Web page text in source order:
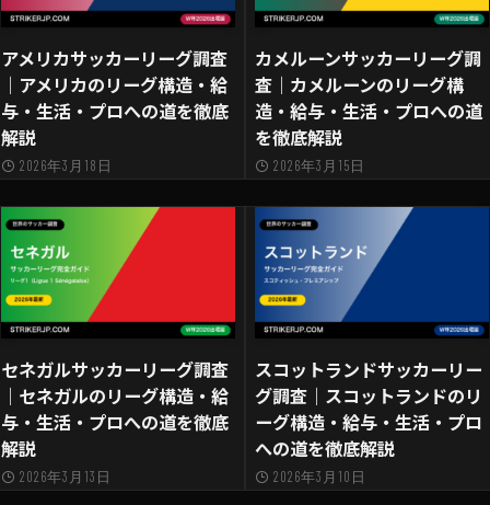
アメリカサッカーリーグ調査
｜アメリカのリーグ構造・給
与・生活・プロへの道を徹底
解説
2026年3月18日
カメルーンサッカーリーグ調
査｜カメルーンのリーグ構
造・給与・生活・プロへの道
を徹底解説
2026年3月15日
セネガルサッカーリーグ調査
｜セネガルのリーグ構造・給
与・生活・プロへの道を徹底
解説
2026年3月13日
スコットランドサッカーリー
グ調査｜スコットランドのリ
ーグ構造・給与・生活・プロ
への道を徹底解説
2026年3月10日